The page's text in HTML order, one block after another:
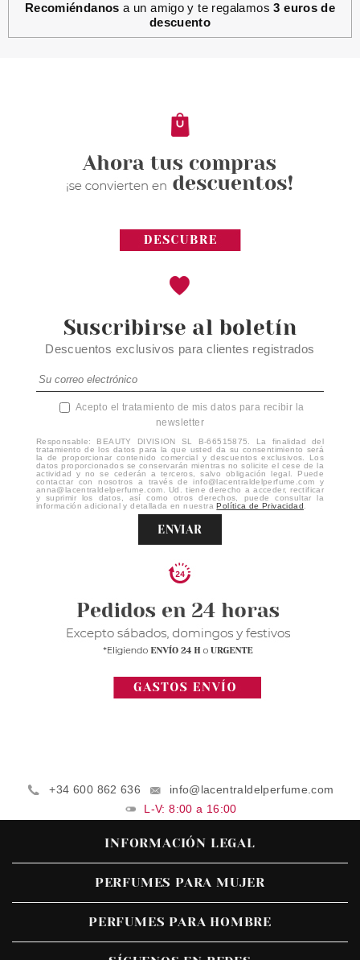
HERMES
79.95€
Recomiéndanos a un amigo y te regalamos3 euros de
descuento
Suscribirse al boletín
Descuentos exclusivos para clientes registrados
Acepto el tratamiento de mis datos para recibir la
newsletter
Responsable: BEAUTY DIVISION SL B-66515875. La finalidad del
tratamiento de los datos para la que usted da su consentimiento será
la de proporcionar contenido comercial y descuentos exclusivos. Los
datos proporcionados se conservarán mientras no solicite el cese de la
actividad y no se cederán a terceros, salvo obligación legal. Puede
contactar con nosotros a través de info@lacentraldelperfume.com y
anna@lacentraldelperfume.com. Ud. tiene derecho a acceder, rectificar
y suprimir los datos, así como otros derechos, puede consultar la
información adicional y detallada en nuestraPolítica de Privacidad
ENVIAR
+34 600 862 636
info@lacentraldelperfume.com
L-V: 8:00 a 16:00
INFORMACIÓN LEGAL
PERFUMES PARA MUJER
PERFUMES PARA HOMBRE